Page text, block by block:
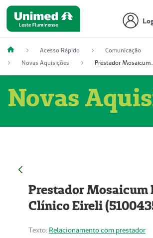
Acesso Rápido
Comunicação
Novas Aquisições
Prestador Mosaicum
Novas
Prestador Mosaicum
Clínico Eireli
Texto: Relacionamento com prestador